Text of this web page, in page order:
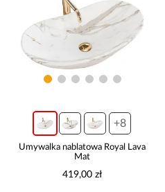
+8
Umywalka nablatowa Royal Lava
Mat
419,00 zł